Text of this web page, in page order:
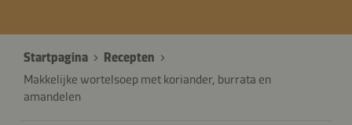
Startpagina
Recepten
Makkelijke wortelsoep met koriander, burrata en
amandelen